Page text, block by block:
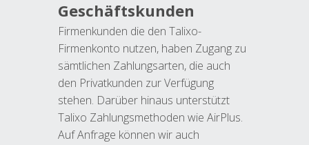
Geschäftskunden
Firmenkunden die den Talixo-
Firmenkonto nutzen, haben Zugang zu
sämtlichen Zahlungsarten, die auch
den Privatkunden zur Verfügung
stehen. Darüber hinaus unterstützt
Talixo Zahlungsmethoden wie AirPlus.
Auf Anfrage können wir auch